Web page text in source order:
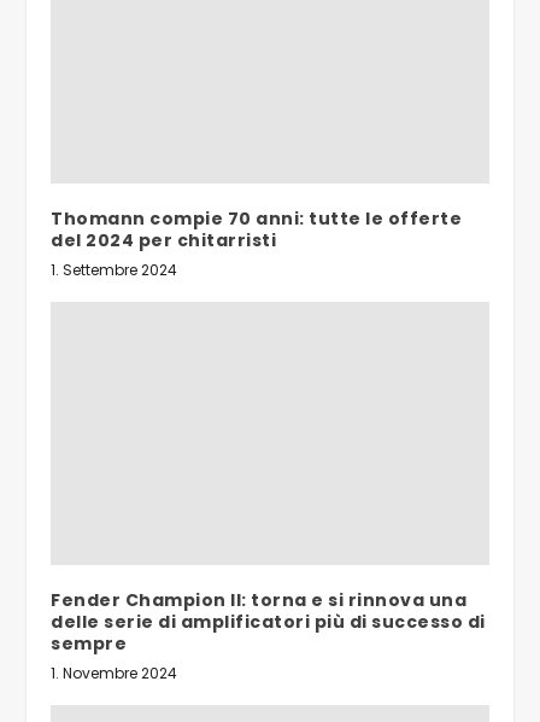
Thomann compie 70 anni: tutte le offerte
del 2024 per chitarristi
1. Settembre 2024
Fender Champion II: torna e si rinnova una
delle serie di amplificatori più di successo di
sempre
1. Novembre 2024